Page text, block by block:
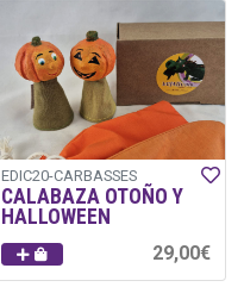
EDIC20-CARBASSES
CALABAZA OTOÑO Y
HALLOWEEN
29,00€